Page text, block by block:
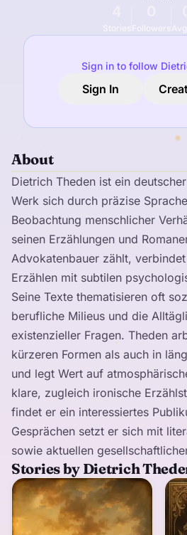
Sign in to follow
Sign In
About
Dietrich Theden ist ein
Werk sich durch präzise
Beobachtung menschlicher
seinen Erzählungen und
Advokatenbauer zählt,
Erzählen mit subtilen
Seine Texte thematisieren oft
berufliche Milieus und die
existenzieller Fragen. Theden
kürzeren Formen als auch in
und legt Wert auf
klare, zugleich ironische
findet er ein interessiertes
Gesprächen setzt er sich mit
sowie aktuellen
Stories by Dietrich